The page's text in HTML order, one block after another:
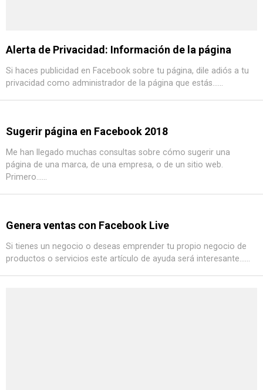
Alerta de Privacidad: Información de la página
Si haces publicidad en Facebook sobre tu página, dile adiós a tu
privacidad como administrador de la página que estás......
Sugerir página en Facebook 2018
Me han llegado muchas consultas sobre cómo sugerir una
página de una marca, de una empresa, o de un sitio web.
Primero......
Genera ventas con Facebook Live
Si tienes un negocio o deseas emprender tu propio negocio de
productos o servicios este artículo de ayuda será interesante......